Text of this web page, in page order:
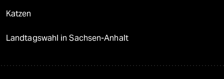
Katzen
Landtagswahl in Sachsen-Anhalt